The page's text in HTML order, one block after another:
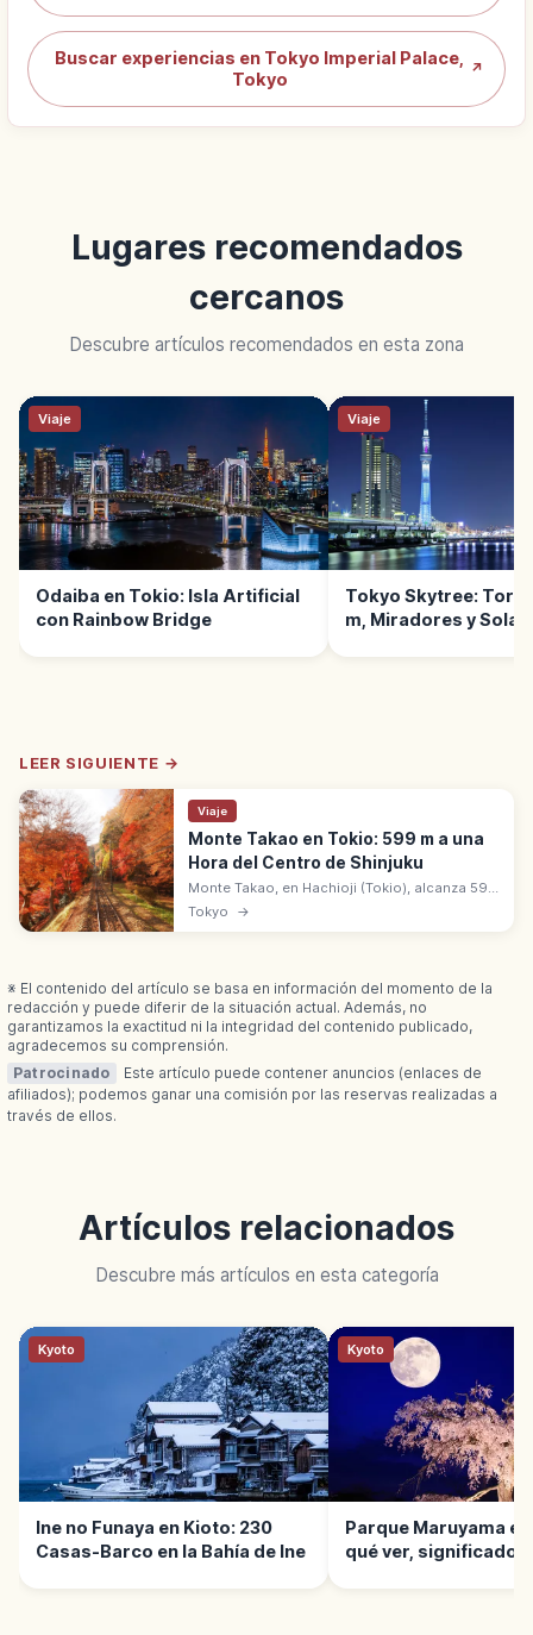
Buscar experiencias en Tokyo Imperial Palace,
Tokyo
↗
Lugares recomendados
cercanos
Descubre artículos recomendados en esta zona
Viaje
Odaiba en Tokio: Isla Artificial
con Rainbow Bridge
Viaje
Tokyo Skytree:
m, Miradores y
LEER SIGUIENTE →
Viaje
Monte Takao en Tokio: 599 m a una
Hora del Centro de Shinjuku
Monte Takao, en Hachioji (Tokio), alcanza 599
m con 3 estrellas en Michelin Verde y 3
millones de senderistas al año. A 1 hora en
Tokyo →
※ El contenido del artículo se basa en información del momento de la
redacción y puede diferir de la situación actual. Además, no
garantizamos la exactitud ni la integridad del contenido publicado,
agradecemos su comprensión.
Patrocinado
Este artículo puede contener anuncios (enlaces de
afiliados); podemos ganar una comisión por las reservas realizadas a
través de ellos.
Artículos relacionados
Descubre más artículos en esta categoría
Kyoto
Ine no Funaya en Kioto: 230
Casas-Barco en la Bahía de Ine
Kyoto
Parque Maruyama
qué ver, significado